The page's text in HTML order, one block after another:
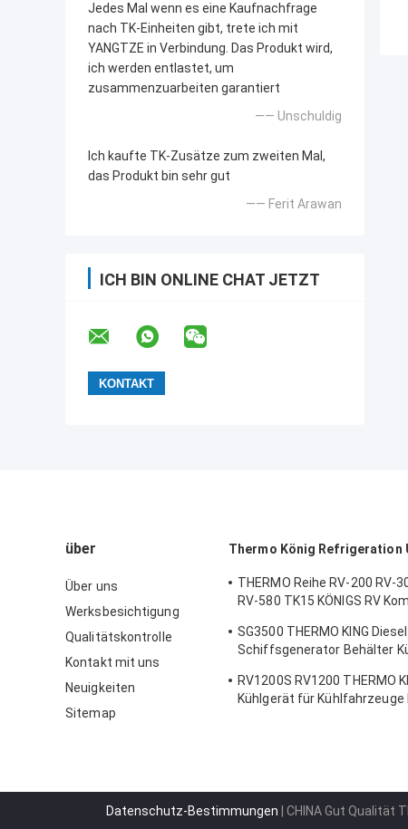
Jedes Mal wenn es eine Kaufnachfrage
nach TK-Einheiten gibt, trete ich mit
YANGTZE in Verbindung. Das Produkt wird,
ich werden entlastet, um
zusammenzuarbeiten garantiert
—— Unschuldig
Ich kaufte TK-Zusätze zum zweiten Mal,
das Produkt bin sehr gut
—— Ferit Arawan
ICH BIN ONLINE CHAT JETZT
über
Über uns
Werksbesichtigung
Qualitätskontrolle
Kontakt mit uns
Neuigkeiten
Sitemap
Thermo König Refrigeration
THERMO Reihe RV-200 RV-
RV-580 TK15 KÖNIGS RV
SG3500 THERMO KING
Schiffsgenerator Behälter
Kraftstoffeffizienz in China
hergestellt
RV1200S RV1200 THERMO
Kühlgerät für
Datenschutz-Bestimmungen | CHINA Gut Qualität